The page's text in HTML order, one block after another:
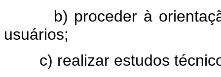
b) proceder à
usuários;
c) realizar estudos